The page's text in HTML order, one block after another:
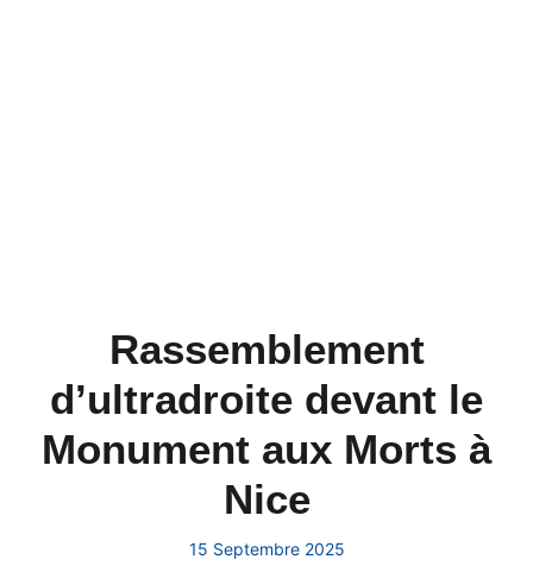
Rassemblement
d’ultradroite devant le
Monument aux Morts à
Nice
15 Septembre 2025